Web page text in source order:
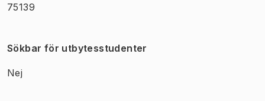
75139
Sökbar för utbytesstudenter
Nej